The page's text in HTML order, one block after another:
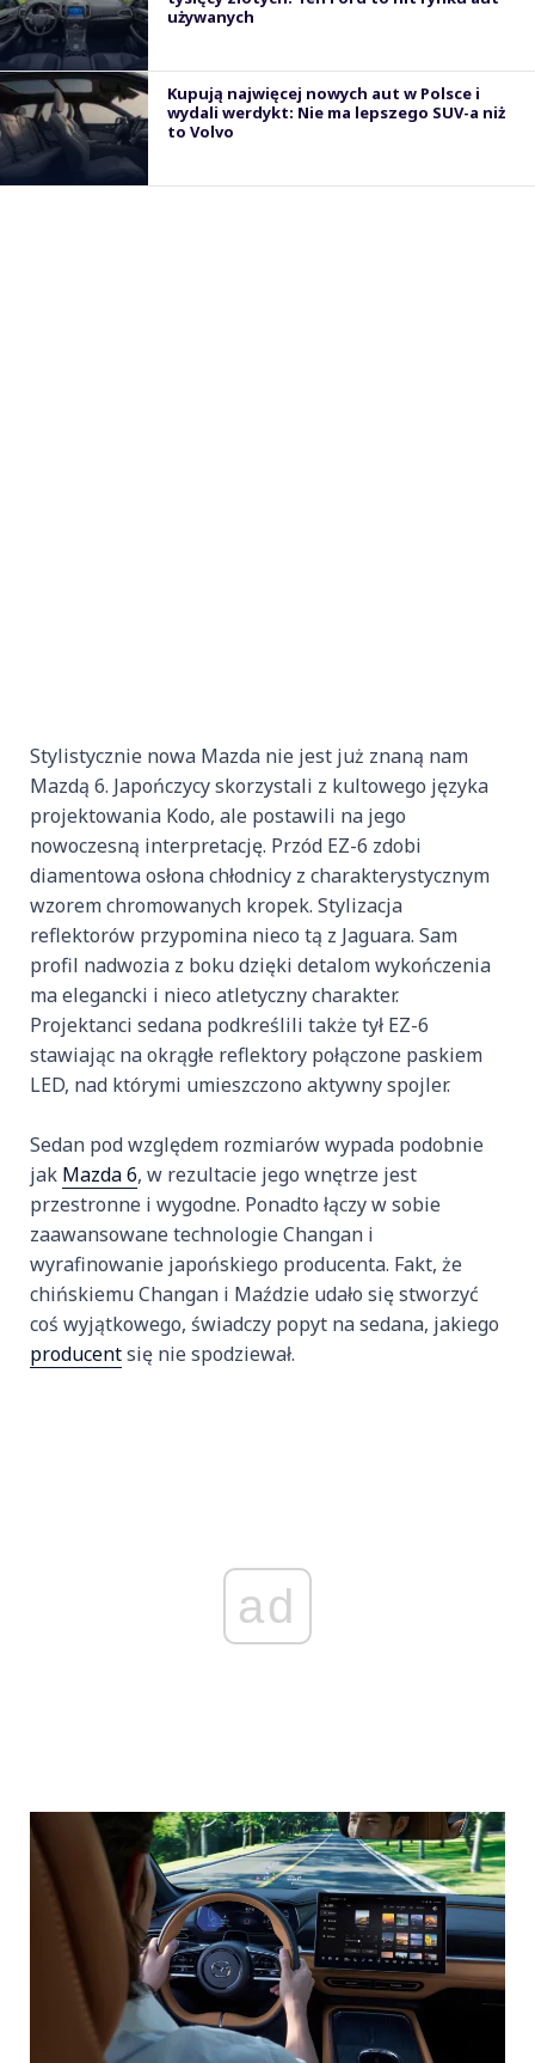
używanych
Kupują najwięcej nowych aut w Polsce i
wydali werdykt: Nie ma lepszego SUV-a niż
to Volvo
Stylistycznie nowa Mazda nie jest już znaną nam
Mazdą 6. Japończycy skorzystali z kultowego języka
projektowania Kodo, ale postawili na jego
nowoczesną interpretację. Przód EZ-6 zdobi
diamentowa osłona chłodnicy z charakterystycznym
wzorem chromowanych kropek. Stylizacja
reflektorów przypomina nieco tą z Jaguara. Sam
profil nadwozia z boku dzięki detalom wykończenia
ma elegancki i nieco atletyczny charakter.
Projektanci sedana podkreślili także tył EZ-6
stawiając na okrągłe reflektory połączone paskiem
LED, nad którymi umieszczono aktywny spojler.
Sedan pod względem rozmiarów wypada podobnie
jak Mazda 6, w rezultacie jego wnętrze jest
przestronne i wygodne. Ponadto łączy w sobie
zaawansowane technologie Changan i
wyrafinowanie japońskiego producenta. Fakt, że
chińskiemu Changan i Maździe udało się stworzyć
coś wyjątkowego, świadczy popyt na sedana, jakiego
producentsię nie spodziewał.
ad